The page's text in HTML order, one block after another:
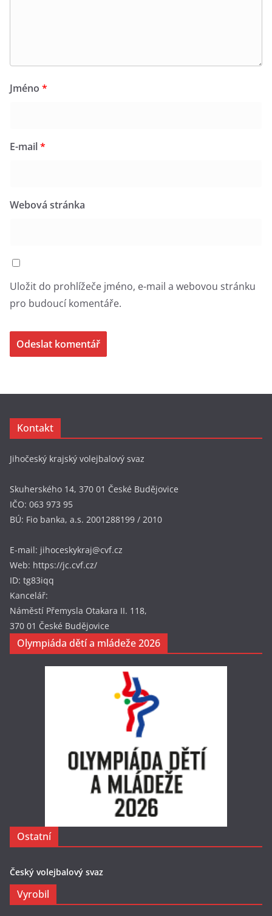
Jméno *
E-mail*
Webová stránka
Uložit do prohlížeče jméno, e-mail a webovou stránku
pro budoucí komentáře.
Kontakt
Jihočeský krajský volejbalový svaz
Skuherského 14, 370 01 České Budějovice
IČO: 063 973 95
BÚ: Fio banka, a.s. 2001288199 / 2010
E-mail: jihoceskykraj@cvf.cz
Web: https://jc.cvf.cz/
ID: tg83iqq
Kancelář:
Náměstí Přemysla Otakara II. 118,
370 01 České Budějovice
Olympiáda dětí a mládeže 2026
Ostatní
Český volejbalový svaz
Vyrobil